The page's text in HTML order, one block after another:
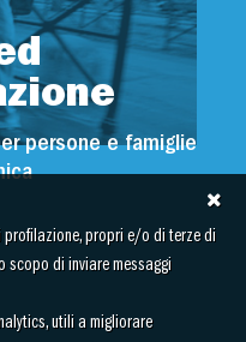
persone e famiglie
profilazione, propri e/o di terze di
scopo di inviare messaggi
utili a migliorare